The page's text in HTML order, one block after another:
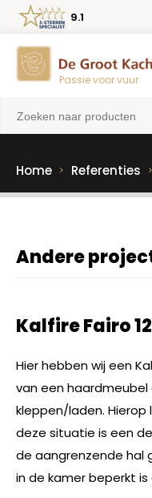
Passie voor vuur
9.1
Home Referenties
Andere
Kalfire Fairo
Hier hebben wij een
van een
kleppen/laden. Hierop
deze situatie is een
de aangrenzende
in de kamer beperkt is